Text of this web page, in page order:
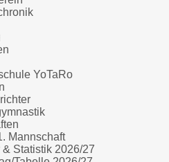
YoTaRo
Mannschaft
& Statistik 2026/27